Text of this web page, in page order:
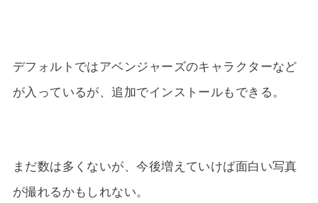
デフォルトではアベンジャーズのキャラクターなど
が入っているが、追加でインストールもできる。
まだ数は多くないが、今後増えていけば面白い写真
が撮れるかもしれない。